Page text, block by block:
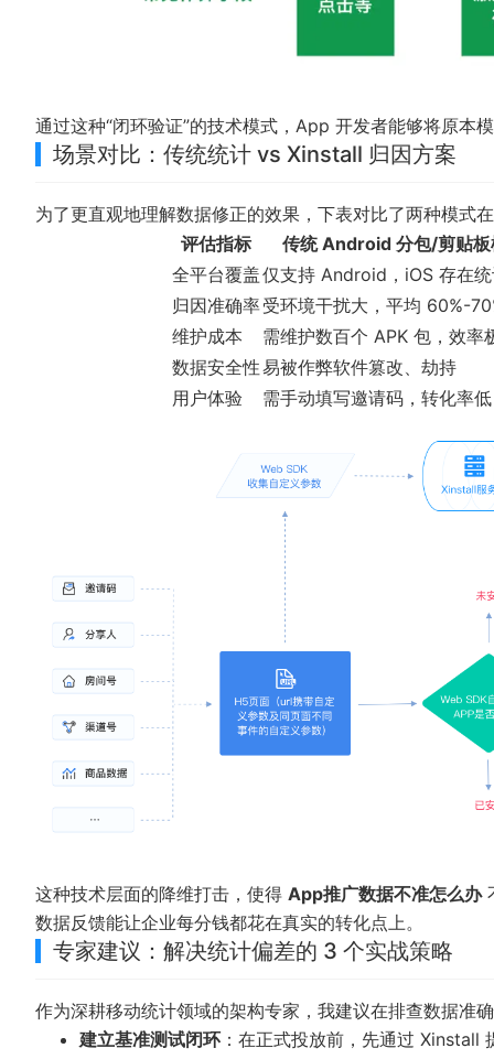
通过这种“闭环验证”的技术模式，App 开发者能够将原本
场景对比：传统统计 vs Xinstall 归因方案
为了更直观地理解数据修正的效果，下表对比了两种模式
评估指标
传统 Android 分包/剪贴板
全平台覆盖仅支持 Android，iOS 存在
归因准确率受环境干扰大，平均 60%-
维护成本
需维护数百个 APK 包，效率
数据安全性易被作弊软件篡改、劫持
用户体验
需手动填写邀请码，转化率低
这种技术层面的降维打击，使得 App推广数据不准怎么办
数据反馈能让企业每分钱都花在真实的转化点上。
专家建议：解决统计偏差的 3 个实战策略
作为深耕移动统计领域的架构专家，我建议在排查数据准
建立基准测试闭环：在正式投放前，先通过 Xinstall